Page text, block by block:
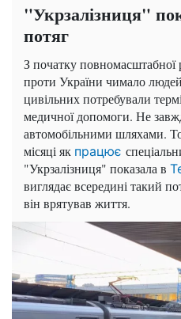
"Укрзалізниця"
потяг
З початку повномасштабної
проти України чимало
цивільних потребували
медичної допомоги. Не
автомобільними шляхами.
місяці як працює
"Укрзалізниця" показала в
виглядає всередині такий
він врятував життя.